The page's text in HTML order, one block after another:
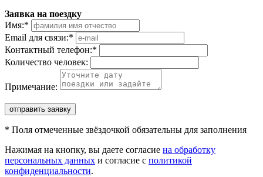
Заявка на поездку
Имя:*
Email для связи:*
Контактный телефон:*
Количество человек:
Примечание:
отправить заявку
* Поля отмеченные звёздочкой обязательны для заполнения
Нажимая на кнопку, вы даете согласие на обработку
персональных данных и согласие с политикой
конфиденциальности.